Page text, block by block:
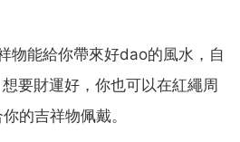
物能給你帶來好dao的風水，自
要財運好，你也可以在紅繩周
的吉祥物佩戴。